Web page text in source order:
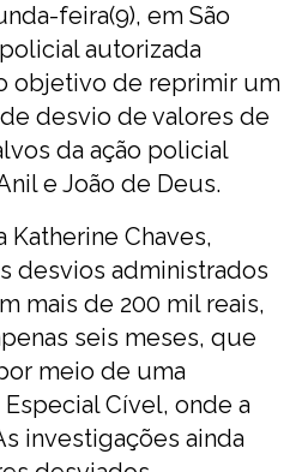
feira(9), em São
autorizada
objetivo de reprimir um
desvio de valores de
da ação policial
e João de Deus.
Chaves,
desvios administrados
mais de 200 mil reais,
seis meses, que
meio de uma
Cível, onde a
investigações ainda